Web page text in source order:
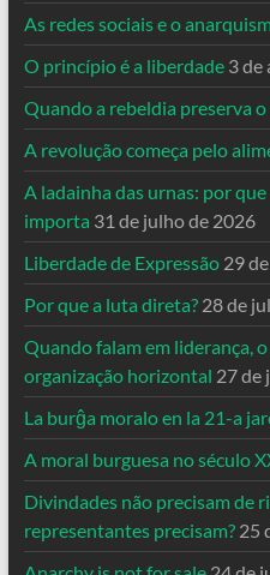
As redes sociais e o
O princípio é a liberdade 3 de
Quando a rebeldia preserva o
A revolução começa pelo
A ladainha das urnas: por
importa 31 de julho de 2026
Liberdade de Expressão 29
Por que a luta direta? 28 de
Quando falam em liderança,
organização horizontal 27 de
La burĝa moralo en la 21-a
A moral burguesa no século
Divindades não precisam de
representantes precisam? 25